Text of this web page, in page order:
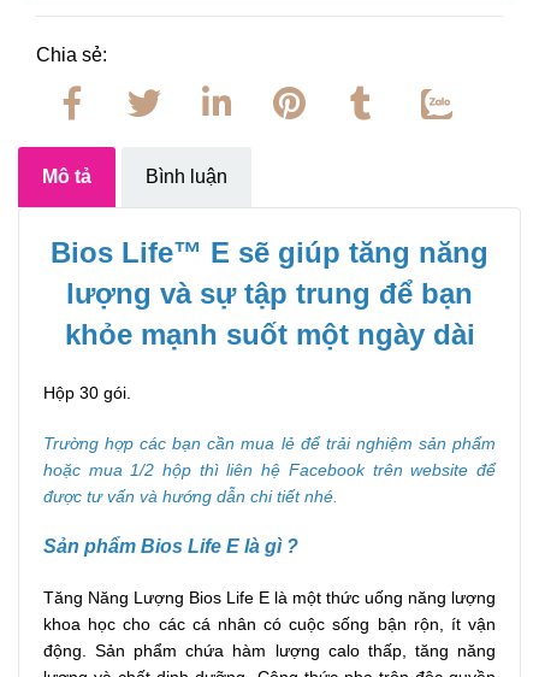
Chia sẻ:
Mô tả Bình luận
Bios Life™ E sẽ giúp tăng năng
lượng và sự tập trung để bạn
khỏe mạnh suốt một ngày dài
Hộp 30 gói.
Trường hợp các bạn cần mua lẻ để trải nghiệm sản phẩm
hoặc mua 1/2 hộp thì liên hệ Facebook trên website để
được tư vấn và hướng dẫn chi tiết nhé.
Sản phẩm Bios Life E là gì ?
Tăng Năng Lượng Bios Life E là một thức uống năng lượng
khoa học cho các cá nhân có cuộc sống bận rộn, ít vận
động. Sản phẩm chứa hàm lượng calo thấp, tăng năng